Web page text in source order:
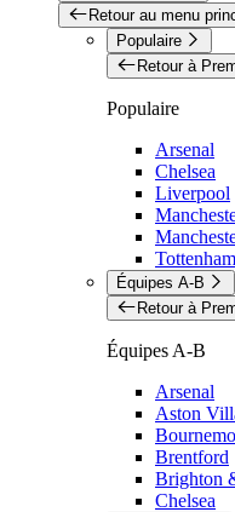
Retour au menu
Populaire
Retour à
Populaire
Arsenal
Chelsea
Liverpool
Équipes A-B
Retour à
Équipes A-B
Arsenal
Aston
Brentford
Brighton
Chelsea